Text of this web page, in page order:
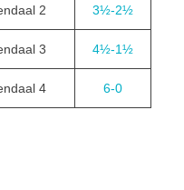
2 3½-2½
3 4½-1½
4 6-0